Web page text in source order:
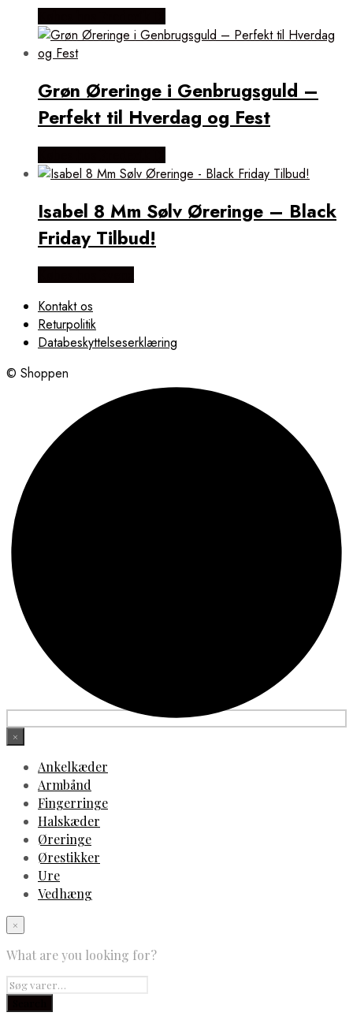
Grøn Øreringe i Genbrugsguld –
Perfekt til Hverdag og Fest
Isabel 8 Mm Sølv Øreringe – Black
Friday Tilbud!
Kontakt os
Returpolitik
Databeskyttelseserklæring
© Shoppen
×
Ankelkæder
Armbånd
Fingerringe
Halskæder
Øreringe
Ørestikker
Ure
Vedhæng
×
What are you looking for?